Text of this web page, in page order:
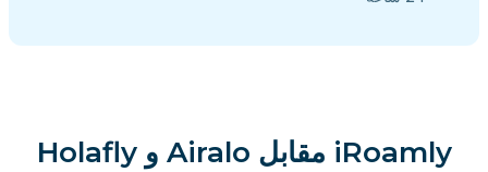
iRoamly مقابل Airalo و Holafly